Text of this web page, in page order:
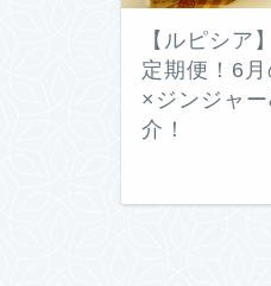
【ルピシア
定期便！6
×ジンジャ
介！